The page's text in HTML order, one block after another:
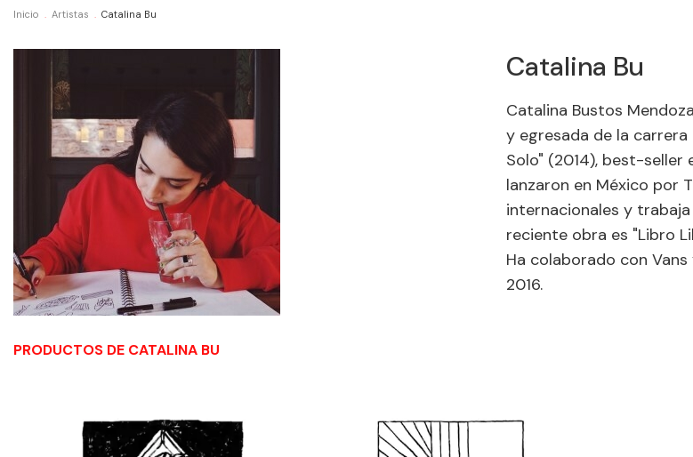
Inicio . Artistas . Catalina Bu
Catalina Bu
Catalina Bustos
y egresada de la
Solo" (2014), best-seller
lanzaron en México por
internacionales y
reciente obra es "Libro
Ha colaborado con
2016.
PRODUCTOS DE CATALINA BU